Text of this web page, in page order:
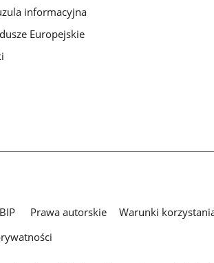
informacyjna
Europejskie
BIP Prawa autorskie Warunki